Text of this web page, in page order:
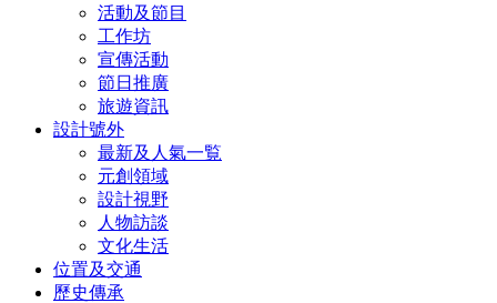
活動及節目
工作坊
宣傳活動
節日推廣
旅遊資訊
設計號外
最新及人氣一覧
元創領域
設計視野
人物訪談
文化生活
位置及交通
歷史傳承